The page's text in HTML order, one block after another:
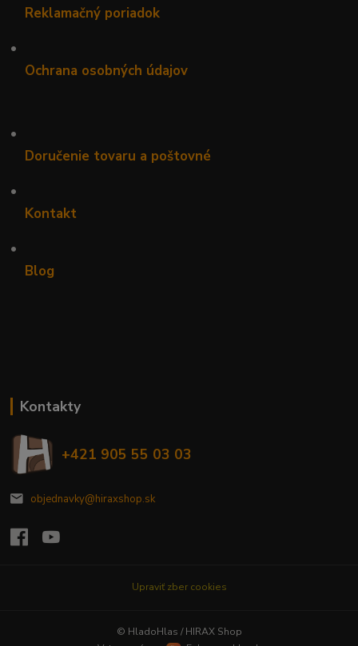
Reklamačný poriadok
•
Ochrana osobných údajov
•
Doručenie tovaru a poštovné
•
Kontakt
•
Blog
Kontakty
+421 905 55 03 03
objednavky@hiraxshop.sk
Upraviť zber cookies
© HladoHlas / HIRAX Shop